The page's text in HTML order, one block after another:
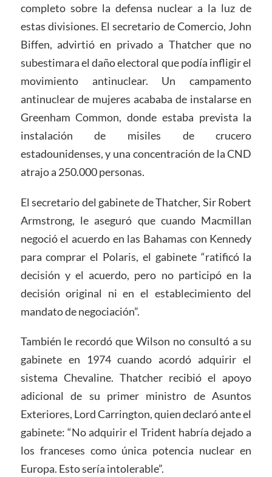
completo sobre la defensa nuclear a la luz de
estas divisiones. El secretario de Comercio, John
Biffen, advirtió en privado a Thatcher que no
subestimara el daño electoral que podía infligir el
movimiento antinuclear. Un campamento
antinuclear de mujeres acababa de instalarse en
Greenham Common, donde estaba prevista la
instalación de misiles de crucero
estadounidenses, y una concentración de la CND
atrajo a 250.000 personas.
El secretario del gabinete de Thatcher, Sir Robert
Armstrong, le aseguró que cuando Macmillan
negoció el acuerdo en las Bahamas con Kennedy
para comprar el Polaris, el gabinete “ratificó la
decisión y el acuerdo, pero no participó en la
decisión original ni en el establecimiento del
mandato de negociación”.
También le recordó que Wilson no consultó a su
gabinete en 1974 cuando acordó adquirir el
sistema Chevaline. Thatcher recibió el apoyo
adicional de su primer ministro de Asuntos
Exteriores, Lord Carrington, quien declaró ante el
gabinete: “No adquirir el Trident habría dejado a
los franceses como única potencia nuclear en
Europa. Esto sería intolerable”.